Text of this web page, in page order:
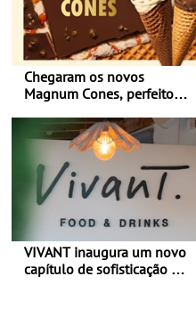
Chegaram os novos
Magnum Cones, perfeitos
VIVANT inaugura um novo
capítulo de sofisticação no